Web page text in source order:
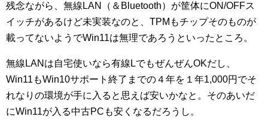
残念ながら、無線LAN（＆Bluetooth）が筐体にON/OFFス
イッチがあるけど未実装なのと、TPMもチップそのものが
載ってないようでWin11は無理であろうといったところ。
無線LANは自宅使いなら有線LでもぜんぜんOKだし、
Win11もWin10サポート終了までの４年を１年1,000円でそ
れなりの環境が手に入ると思えば安いかなと。そのあいだ
にWin11が入る中古PCも安くなるだろうし。